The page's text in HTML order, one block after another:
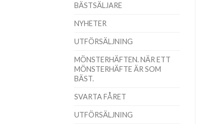
BÄSTSÄLJARE
NYHETER
UTFÖRSÄLJNING
MÖNSTERHÄFTEN. NÄR ETT
MÖNSTERHÄFTE ÄR SOM
BÄST.
SVARTA FÅRET
UTFÖRSÄLJNING